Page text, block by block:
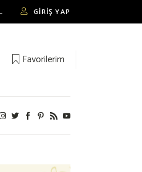
GIRIŞ YAP
Favorilerim